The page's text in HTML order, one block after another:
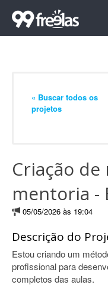
« Buscar todos os
projetos
Criação
mentoria -
05/05/2026 às 19:04
Descrição do
Estou criando um
profissional para
completos das aulas.